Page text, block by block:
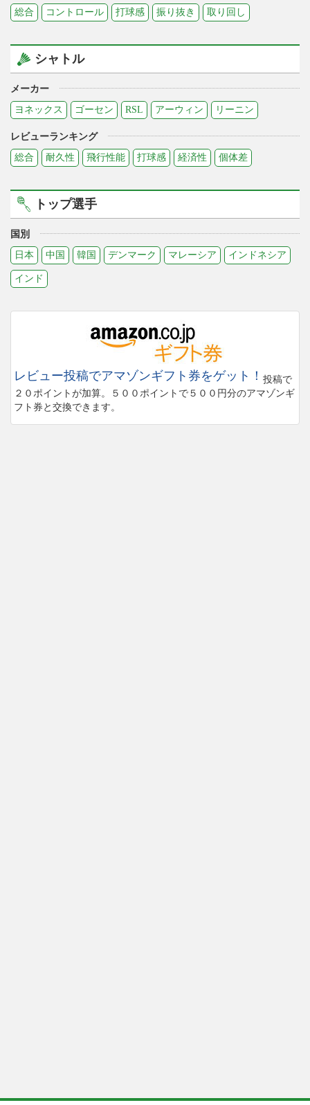
総合
コントロール 打球感 振り抜き 取り回し
シャトル
メーカー
ヨネックス
ゴーセン RSL アーウィン リーニン
レビューランキング
総合
耐久性 飛行性能 打球感 経済性 個体差
トップ選手
国別
日本
中国 韓国 デンマーク マレーシア インドネシア
インド
レビュー投稿でアマゾンギフト券をゲット！ 投稿で
２０ポイントが加算。５００ポイントで５００円分のアマゾンギ
フト券と交換できます。